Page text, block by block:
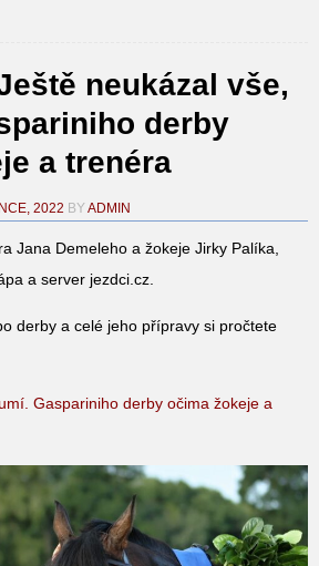
neukázal vše,
derby
a trenéra
2022 BYADMIN
Jana Demeleho a žokeje Jirky Palíka,
a server jezdci.cz.
derby a celé jeho přípravy si pročtete
Gaspariniho derby očima žokeje a